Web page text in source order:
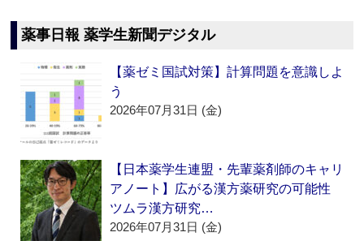
薬事日報 薬学生新聞デジタル
【薬ゼミ国試対策】計算問題を意識しよ
う
2026年07月31日 (金)
【日本薬学生連盟・先輩薬剤師のキャリ
アノート】広がる漢方薬研究の可能性
ツムラ漢方研究…
2026年07月31日 (金)